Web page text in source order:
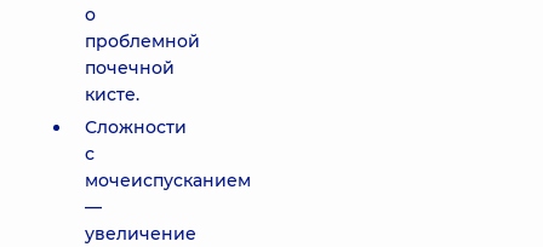
о
проблемной
почечной
кисте.
Сложности
с
мочеиспусканием
—
увеличение